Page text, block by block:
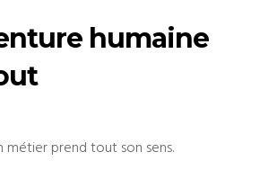
humaine
métier prend tout son sens.